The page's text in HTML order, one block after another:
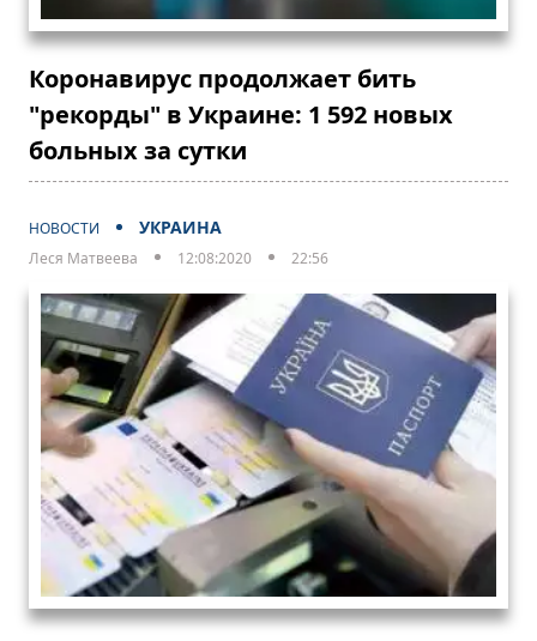
Коронавирус продолжает бить
"рекорды" в Украине: 1 592 новых
больных за сутки
НОВОСТИ УКРАИНА
Леся Матвеева 12:08:2020 22:56